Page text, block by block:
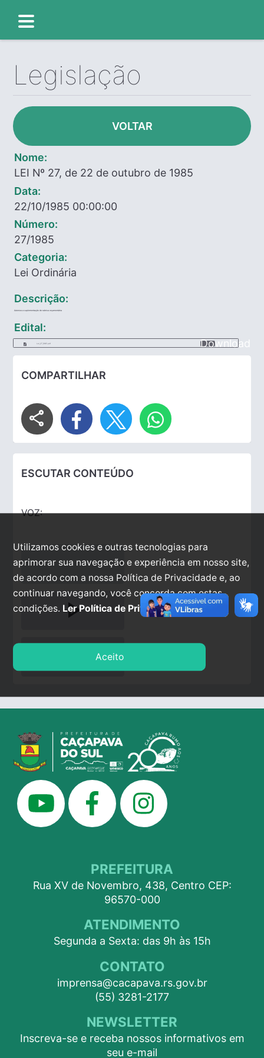
Legislação
VOLTAR
Nome:
LEI Nº 27, de 22 de outubro de 1985
Data:
22/10/1985 00:00:00
Número:
27/1985
Categoria:
Lei Ordinária
Descrição:
Autoriza a suplementação de rubrica orçamentária
Edital:
Lei_27_1985.pdf Download
COMPARTILHAR
share
ESCUTAR CONTEÚDO
VOZ:
play_arrow
PREFEITURA
Rua XV de Novembro, 438, Centro CEP:
96570-000
ATENDIMENTO
Segunda a Sexta: das 9h às 15h
CONTATO
imprensa@cacapava.rs.gov.br
(55) 3281-2177
NEWSLETTER
Inscreva-se e receba nossos informativos em
seu e-mail
Utilizamos cookies e outras tecnologias para
aprimorar sua navegação e experiência em nosso site,
de acordo com a nossa Política de Privacidade e, ao
continuar navegando, você concorda com estas
condições. Ler Política de Privacidade.
Aceito